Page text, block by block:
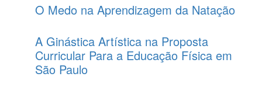
O Medo na Aprendizagem da Natação
A Ginástica Artística na Proposta
Curricular Para a Educação Física em
São Paulo